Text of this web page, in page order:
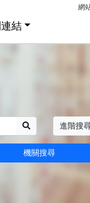
網
結
進階搜
機關搜尋